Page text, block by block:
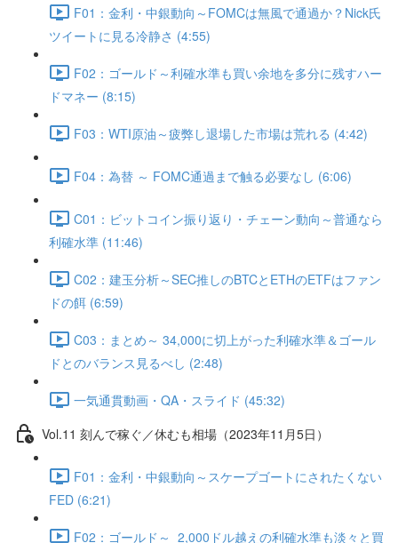
F01：金利・中銀動向～FOMCは無風で通過か？Nick氏
ツイートに見る冷静さ (4:55)
F02：ゴールド～利確水準も買い余地を多分に残すハー
ドマネー (8:15)
F03：WTI原油～疲弊し退場した市場は荒れる (4:42)
F04：為替 ～ FOMC通過まで触る必要なし (6:06)
C01：ビットコイン振り返り・チェーン動向～普通なら
利確水準 (11:46)
C02：建玉分析～SEC推しのBTCとETHのETFはファン
ドの餌 (6:59)
C03：まとめ～ 34,000に切上がった利確水準＆ゴール
ドとのバランス見るべし (2:48)
一気通貫動画・QA・スライド (45:32)
Vol.11 刻んで稼ぐ／休むも相場（2023年11月5日）
F01：金利・中銀動向～スケープゴートにされたくない
FED (6:21)
F02：ゴールド～_2,000ドル越えの利確水準も淡々と買